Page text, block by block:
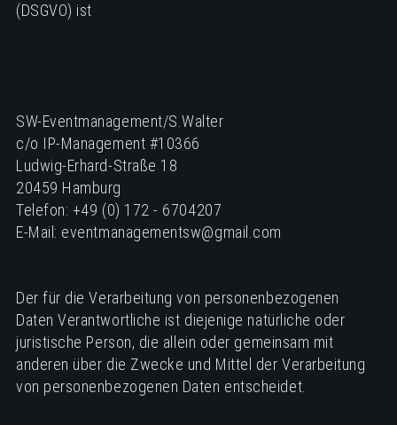
(DSGVO) ist
SW-Eventmanagement/S.Walter
c/o IP-Management #10366
Ludwig-Erhard-Straße 18
20459 Hamburg
Telefon: +49 (0) 172 - 6704207
E-Mail: eventmanagementsw@gmail.com
Der für die Verarbeitung von personenbezogenen
Daten Verantwortliche ist diejenige natürliche oder
juristische Person, die allein oder gemeinsam mit
anderen über die Zwecke und Mittel der Verarbeitung
von personenbezogenen Daten entscheidet.